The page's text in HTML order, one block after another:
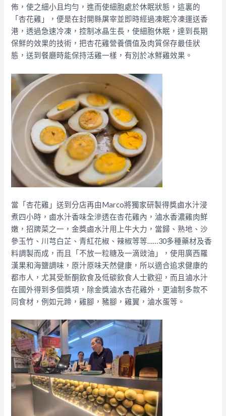
佈，使之細小且均勻，進而使細胞處於休眠狀態，這裏的
「杏花雞」，便是在封開縣屠宰並即時經過凍眠冷凍運送香
港，透過急速冷凍，控制冰晶生長，使細胞休眠，達到長期
保鮮的效果的技術，把杏花雞營養價值及肉質保存最佳狀
態，送到餐廳時能保持活雞一樣，有別於冰鮮雞效果。
當「杏花雞」送到分店再由Marco將獨家研製得獎鹵水汁浸
煮四小時，鹵水汁香味全滲透在杏花雞內，滷水香濃雞肉鮮
嫩，招牌菜之一，金獎鹵水汁用上牛大力，當歸、熟地、沙
參玉竹、川芎白芷、青紅花椒、辣椒等等……30多種藥材及香
料調製而成，而且「不放一粒糖及一滴豉油」，使用廣西羅
漢果和海鹽調味，原汁原味天然健康，所以適合追求健康的
都市人，尤其受新酮飲食及低碳飲食人士歡迎，而且滷水汁
在國外得到多個獎項，除金獎滷水杏花雞外，更滷制多款不
同食材，例如元蹄，雞腳，豬腳，雞翼，滷水蛋等。